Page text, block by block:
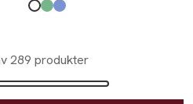
Produkten finns i färgerna:
vit/mässing
mörkgrön
blå,
289 produkter